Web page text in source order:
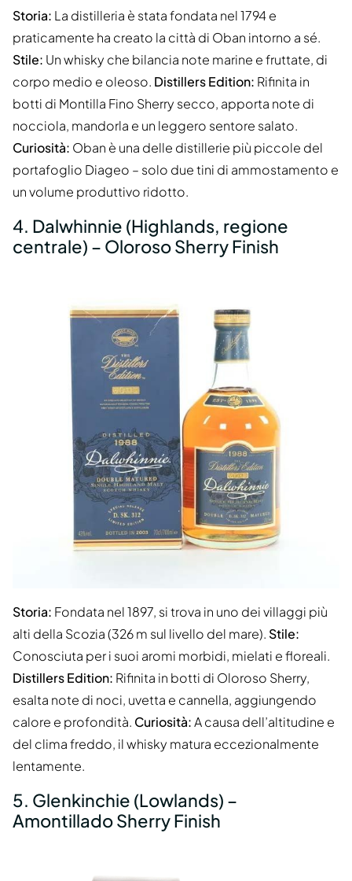
Storia: La distilleria è stata fondata nel 1794 e
praticamente ha creato la città di Oban intorno a sé.
Stile: Un whisky che bilancia note marine e fruttate, di
corpo medio e oleoso. Distillers Edition: Rifinita in
botti di Montilla Fino Sherry secco, apporta note di
nocciola, mandorla e un leggero sentore salato.
Curiosità: Oban è una delle distillerie più piccole del
portafoglio Diageo – solo due tini di ammostamento e
un volume produttivo ridotto.
4. Dalwhinnie (Highlands, regione
centrale) – Oloroso Sherry Finish
Storia: Fondata nel 1897, si trova in uno dei villaggi più
alti della Scozia (326 m sul livello del mare). Stile:
Conosciuta per i suoi aromi morbidi, mielati e floreali.
Distillers Edition: Rifinita in botti di Oloroso Sherry,
esalta note di noci, uvetta e cannella, aggiungendo
calore e profondità. Curiosità:A causa dell’altitudine e
del clima freddo, il whisky matura eccezionalmente
lentamente.
5. Glenkinchie (Lowlands) –
Amontillado Sherry Finish